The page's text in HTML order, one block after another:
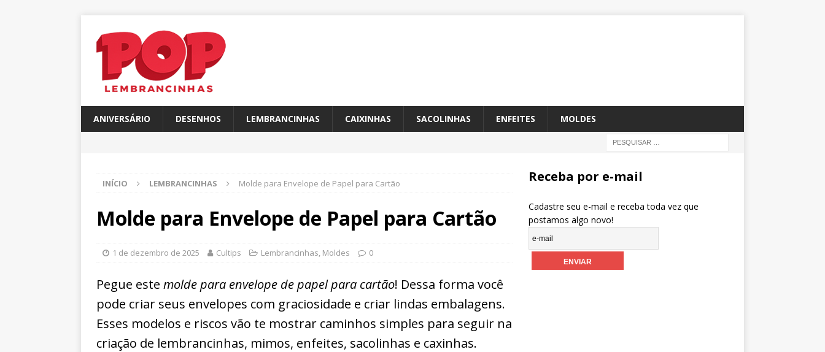
ANIVERSÁRIO DESENHOS LEMBRANCINHAS CAIXINHAS SACOLINHAS ENFEITES MOLDES
INÍCIO LEMBRANCINHAS Molde para Envelope de Papel para Cartão
Molde para Envelope de Papel para Cartão
1 de dezembro de 2025 Cultips Lembrancinhas, Moldes 0
Pegue este molde para envelope de papel para cartão! Dessa forma você
pode criar seus envelopes com graciosidade e criar lindas embalagens.
Esses modelos e riscos vão te mostrar caminhos simples para seguir na
criação de lembrancinhas, mimos, enfeites, sacolinhas e caxinhas.
Receba por e-mail
Cadastre seu e-mail e receba toda vez que
postamos algo novo!